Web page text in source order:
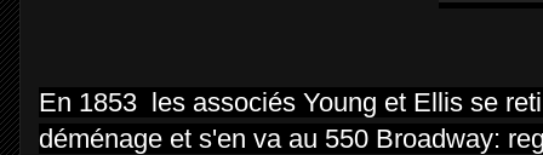
En 1853 les associés Young et Ellis se
déménage et s'en va au 550 Broadway: